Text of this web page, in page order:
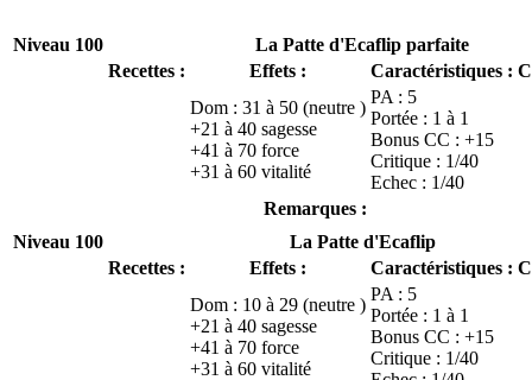
Niveau 100
La Patte d'Ecaflip parfaite
Recettes :
Effets : Caractéristiques :
Dom : 31 à 50 (neutre )
+21 à 40 sagesse
+41 à 70 force
+31 à 60 vitalité
PA : 5
Portée : 1 à 1
Bonus CC : +15
Critique : 1/40
Echec : 1/40
Remarques :
Niveau 100
La Patte d'Ecaflip
Recettes :
Effets : Caractéristiques :
Dom : 10 à 29 (neutre )
+21 à 40 sagesse
+41 à 70 force
+31 à 60 vitalité
PA : 5
Portée : 1 à 1
Bonus CC : +15
Critique : 1/40